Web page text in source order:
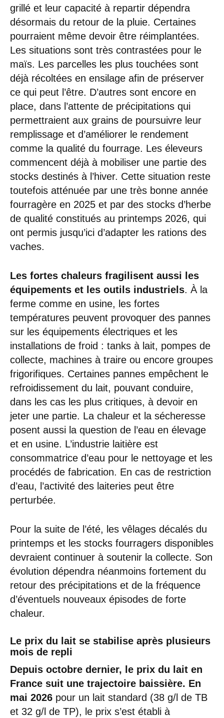
grillé et leur capacité à repartir dépendra
désormais du retour de la pluie. Certaines
pourraient même devoir être réimplantées.
Les situations sont très contrastées pour le
maïs. Les parcelles les plus touchées sont
déjà récoltées en ensilage afin de préserver
ce qui peut l’être. D’autres sont encore en
place, dans l’attente de précipitations qui
permettraient aux grains de poursuivre leur
remplissage et d’améliorer le rendement
comme la qualité du fourrage. Les éleveurs
commencent déjà à mobiliser une partie des
stocks destinés à l’hiver. Cette situation reste
toutefois atténuée par une très bonne année
fourragère en 2025 et par des stocks d’herbe
de qualité constitués au printemps 2026, qui
ont permis jusqu’ici d’adapter les rations des
vaches.
Les fortes chaleurs fragilisent aussi les
équipements et les outils industriels. À la
ferme comme en usine, les fortes
températures peuvent provoquer des pannes
sur les équipements électriques et les
installations de froid : tanks à lait, pompes de
collecte, machines à traire ou encore groupes
frigorifiques. Certaines pannes empêchent le
refroidissement du lait, pouvant conduire,
dans les cas les plus critiques, à devoir en
jeter une partie. La chaleur et la sécheresse
posent aussi la question de l’eau en élevage
et en usine. L’industrie laitière est
consommatrice d’eau pour le nettoyage et les
procédés de fabrication. En cas de restriction
d’eau, l’activité des laiteries peut être
perturbée.
Pour la suite de l’été, les vêlages décalés du
printemps et les stocks fourragers disponibles
devraient continuer à soutenir la collecte. Son
évolution dépendra néanmoins fortement du
retour des précipitations et de la fréquence
d’éventuels nouveaux épisodes de forte
chaleur.
Le prix du lait se stabilise après plusieurs
mois de repli
Depuis octobre dernier, le prix du lait en
France suit une trajectoire baissière. En
mai 2026 pour un lait standard (38 g/l de TB
et 32 g/l de TP), le prix s’est établi à